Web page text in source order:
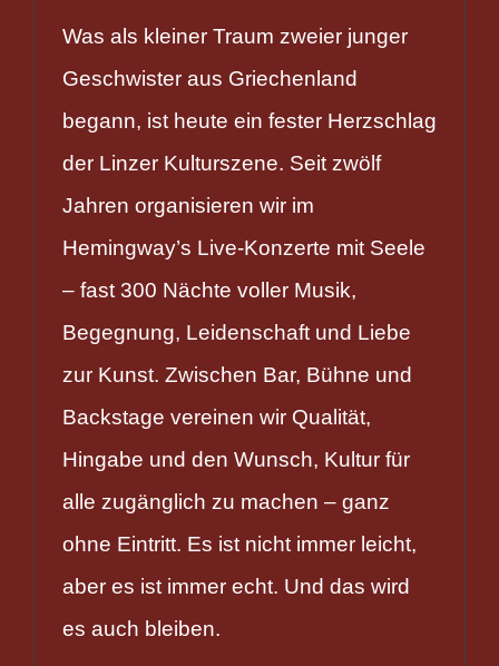
Was als kleiner Traum zweier junger
Geschwister aus Griechenland
begann, ist heute ein fester Herzschlag
der Linzer Kulturszene. Seit zwölf
Jahren organisieren wir im
Hemingway’s Live-Konzerte mit Seele
– fast 300 Nächte voller Musik,
Begegnung, Leidenschaft und Liebe
zur Kunst. Zwischen Bar, Bühne und
Backstage vereinen wir Qualität,
Hingabe und den Wunsch, Kultur für
alle zugänglich zu machen – ganz
ohne Eintritt. Es ist nicht immer leicht,
aber es ist immer echt. Und das wird
es auch bleiben.